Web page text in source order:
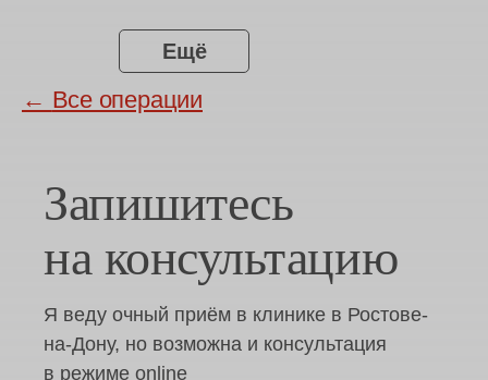
Ещё
← Все операции
Запишитесь
на консультацию
Я веду очный приём в клинике в Ростове-
на-Дону, но возможна и консультация
в режиме online